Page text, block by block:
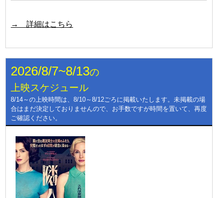
→ 詳細はこちら
2026/8/7~8/13の
上映スケジュール
8/14～の上映時間は、8/10～8/12ごろに掲載いたします。未掲載の場
合はまだ決定しておりませんので、お手数ですが時間を置いて、再度
ご確認ください。